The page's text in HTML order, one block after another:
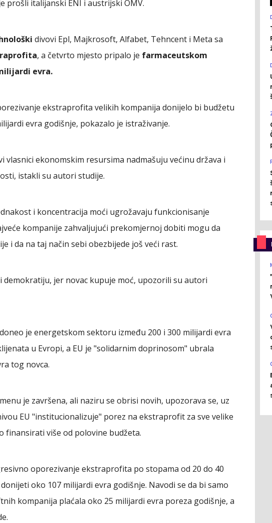
prošli italijanski ENI i austrijski OMV.
divovi Epl, Majkrosoft, Alfabet, Tehncent i Meta sa
, a četvrto mjesto pripalo je farmaceutskom
evra.
ekstraprofita velikih kompanija donijelo bi budžetu
evra godišnje, pokazalo je istraživanje.
vlasnici ekonomskim resursima nadmašuju većinu država i
istakli su autori studije.
i koncentracija moći ugrožavaju funkcionisanje
kompanije zahvaljujući prekomjernoj dobiti mogu da
i da na taj način sebi obezbijede još veći rast.
demokratiju, jer novac kupuje moć, upozorili su autori
je energetskom sektoru između 200 i 300 milijardi evra
u Evropi, a EU je "solidarnim doprinosom" ubrala
tog novca.
je završena, ali naziru se obrisi novih, upozorava se, uz
EU "institucionalizuje" porez na ekstraprofit za sve velike
finansirati više od polovine budžeta.
oporezivanje ekstraprofita po stopama od 20 do 40
oko 107 milijardi evra godišnje. Navodi se da bi samo
kompanija plaćala oko 25 milijardi evra poreza godišnje, a